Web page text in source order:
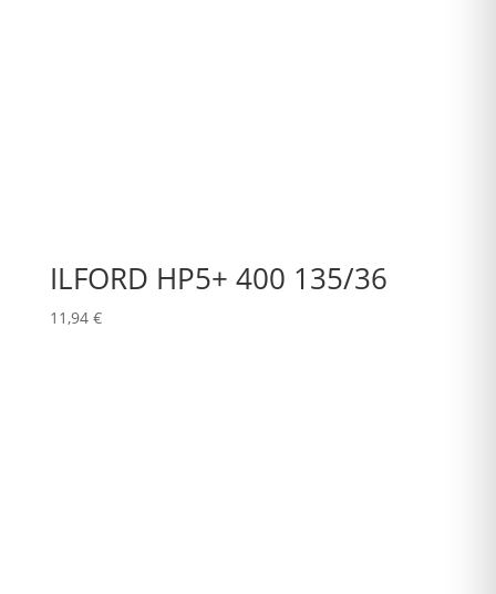
ILFORD HP5+ 400 135/36
11,94 €